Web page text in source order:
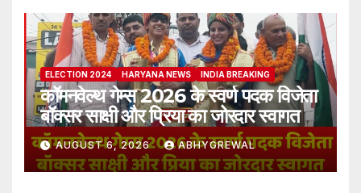
ELECTION 2024 HARYANA NEWS INDIA BREAKING
कॉमनवेल्थ गेम्स 2026 के स्वर्ण पदक विजेता
बॉक्सर साक्षी और प्रिया का जोरदार स्वागत
AUGUST 6, 2026 ABHYGREWAL